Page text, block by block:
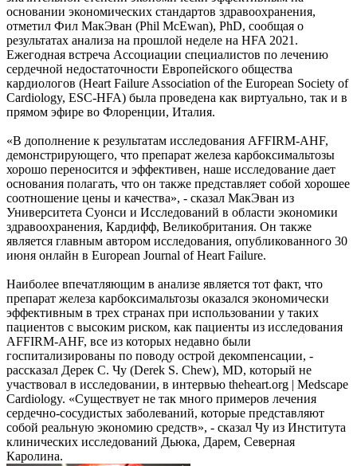
основании экономических стандартов здравоохранения,
отметил Фил МакЭван (Phil McEwan), PhD, сообщая о
результатах анализа на прошлой неделе на HFA 2021.
Ежегодная встреча Ассоциации специалистов по лечению
сердечной недостаточности Европейского общества
кардиологов (Heart Failure Association of the European Society of
Cardiology, ESC-HFA) была проведена как виртуально, так и в
прямом эфире во Флоренции, Италия.
«В дополнение к результатам исследования AFFIRM-AHF,
демонстрирующего, что препарат железа карбоксимальтозы
хорошо переносится и эффективен, наше исследование дает
основания полагать, что он также представляет собой хорошее
соотношение цены и качества», - сказал МакЭван из
Университета Суонси и Исследований в области экономики
здравоохранения, Кардифф, Великобритания. Он также
является главным автором исследования, опубликованного 30
июня онлайн в European Journal of Heart Failure.
Наиболее впечатляющим в анализе является тот факт, что
препарат железа карбоксимальтозы оказался экономически
эффективным в трех странах при использовании у таких
пациентов с высоким риском, как пациенты из исследования
AFFIRM-AHF, все из которых недавно были
госпитализированы по поводу острой декомпенсации, -
рассказал Дерек С. Чу (Derek S. Chew), MD, который не
участвовал в исследовании, в интервью theheart.org | Medscape
Cardiology. «Существует не так много примеров лечения
сердечно-сосудистых заболеваний, которые представляют
собой реальную экономию средств», - сказал Чу из Института
клинических исследований Дьюка, Дарем, Северная
Каролина.